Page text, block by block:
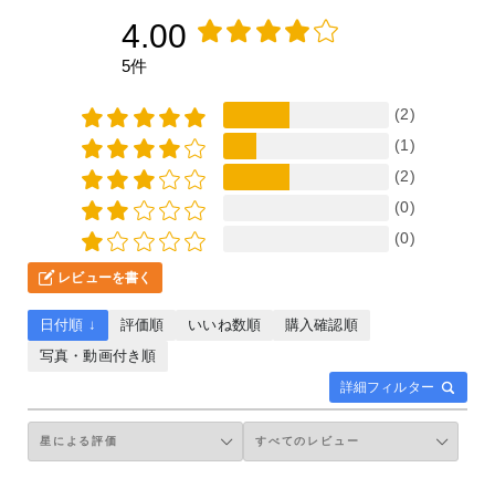
4.00
5件
(2)
(1)
(2)
(0)
(0)
レビューを書く
詳細フィルター
日付順 ↓ 評価順 いいね数順
購入確認順
写真・動画付き順